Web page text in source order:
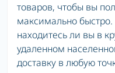
товаров, чтобы вы
максимально
находитесь ли вы в
удаленном
доставку в любую